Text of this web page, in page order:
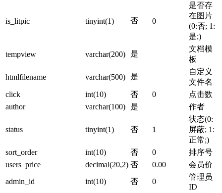
is_litpic tinyint(1) 否 0
是否存
在图片
(0:否; 1:
是;)
tempview varchar(200) 是
文档模
板
htmlfilename varchar(500) 是
自定义
文件名
click
int(10) 否 0
点击数
author
varchar(100) 是 作者
status tinyint(1) 否 1
状态(0:
屏蔽; 1:
正常;)
sort_order
int(10) 否 0
排序号
users_price
decimal(20,2) 否 0.00
会员价
admin_id
int(10) 否 0
管理员
ID